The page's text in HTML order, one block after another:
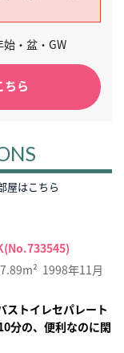
・盆・GW
ちら
屋はこちら
1998年11月
トイレセパレート
分の、便利なのに閑